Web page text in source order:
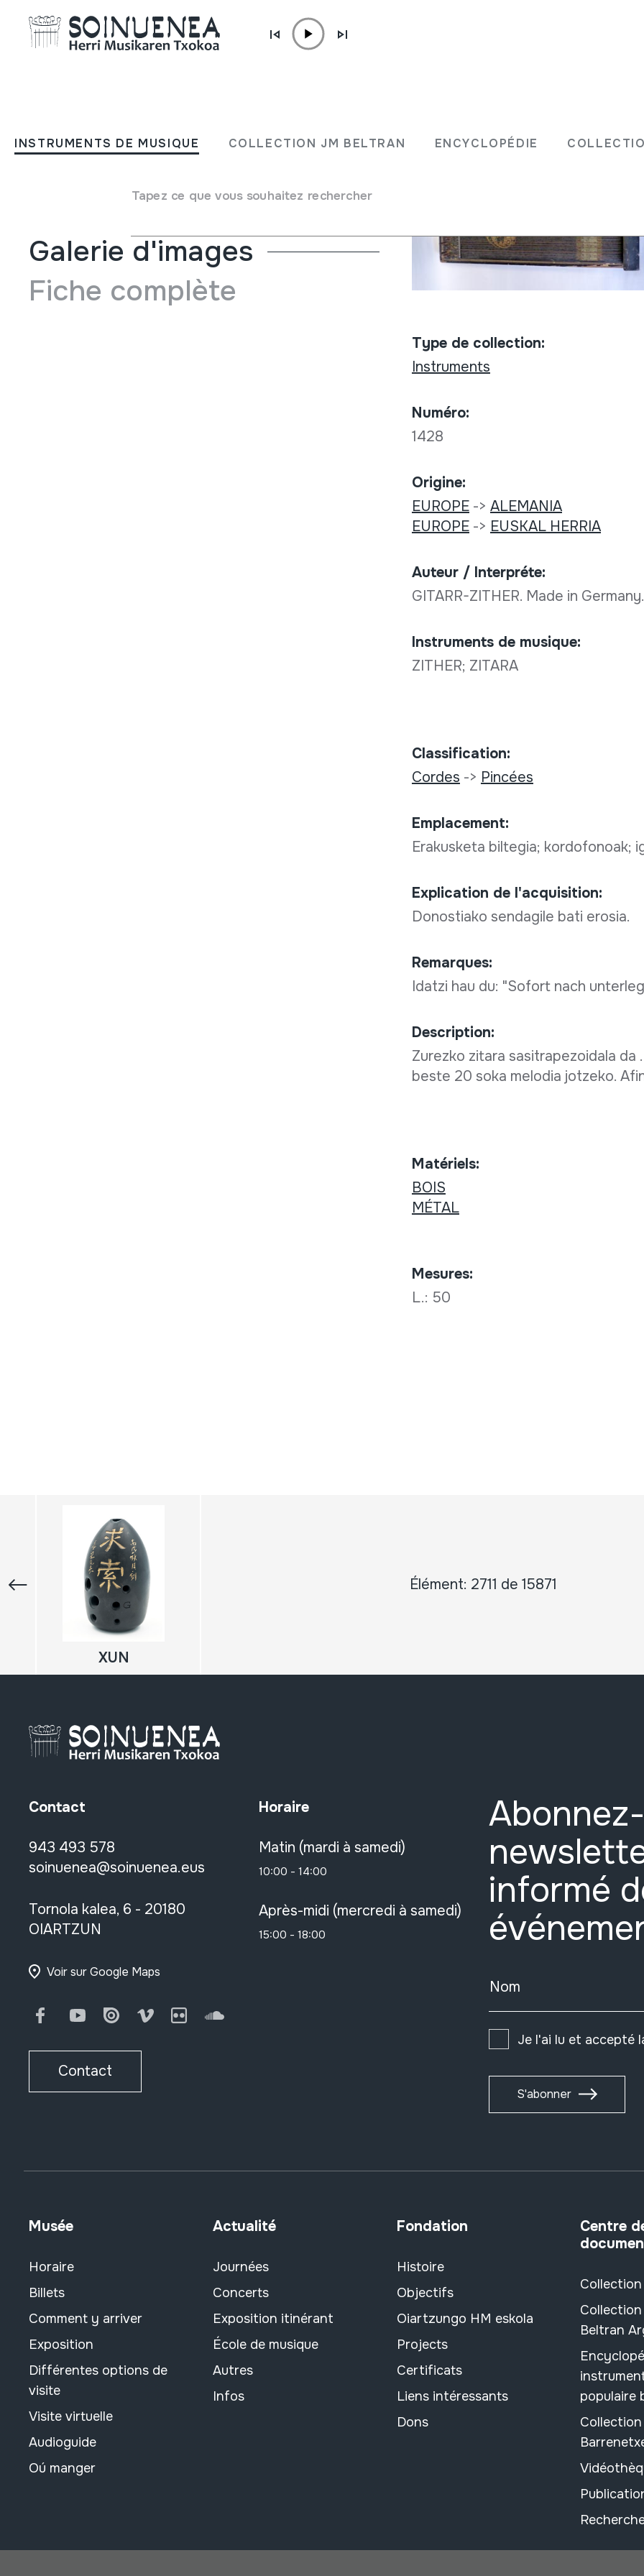
INSTRUMENTS DE MUSIQUE COLLECTION JM BELTRAN ENCYCLOPÉDIE
Tapez ce que vous souhaitez rechercher
ZITHER; ZITARA
Type d'instrument de musique Cordes->Pincées
Galerie d'images
Fiche complète
Type de collection:
Instruments
Numéro:
1428
Origine:
EUROPE-> ALEMANIA
EUROPE-> EUSKAL HERRIA
Auteur / Interpréte:
GITARR-ZITHER. Made in Germany.
Instruments de musique:
ZITHER; ZITARA
Classification:
Cordes -> Pincées
Emplacement:
Erakusketa biltegia; kordofonoak;
Explication de l'acquisition:
Donostiako sendagile bati erosia.
Remarques:
Idatzi hau du: "Sofort nach
Description:
Zurezko zitara sasitrapezoidala
beste 20 soka melodia jotzeko.
Matériels:
BOIS
MÉTAL
Mesures:
L.: 50
Élément: 2711 de 15871
XUN
Contact
943 493 578
soinuenea@soinuenea.eus
Tornola kalea, 6 - 20180
OIARTZUN
Voir sur Google Maps
FacebookYoutubeIssuu Vimeo FlickrSoundCloud
Contact
Horaire
Matin (mardi à samedi)
10:00 - 14:00
Après-midi (mercredi à samedi)
15:00 - 18:00
informé
Nom
Je l'ai lu et accepté
S'abonner
Musée
Horaire
Billets
Comment y arriver
Exposition
Différentes options de
visite
Visite virtuelle
Audioguide
Oú manger
Actualité
Journées
Concerts
Exposition itinérant
École de musique
Autres
Infos
Fondation
Histoire
Objectifs
Oiartzungo HM eskola
Projects
Certificats
Liens intéressants
Dons
Centre
Beltran
populaire